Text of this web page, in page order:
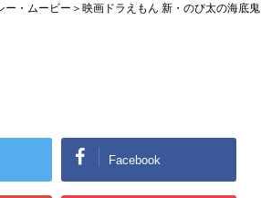
・ムービー＞映画ドラえもん 新・のび太の海底鬼
Facebook